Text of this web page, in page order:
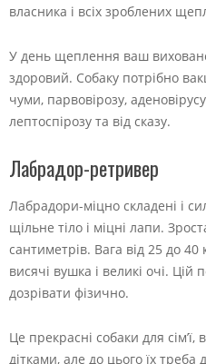
власника і всіх зроблених
У день щеплення ваш
здоровий. Собаку потрібно
чуми, парвовірозу,
лептоспірозу та від сказу.
Лабрадор-ретривер
Лабрадори-міцно складені і
щільне тіло і міцні лапи.
сантиметрів. Вага від 25 до
висячі вушка і великі очі.
дозрівати фізично.
Це прекрасні собаки для
дітками, але до цього їх